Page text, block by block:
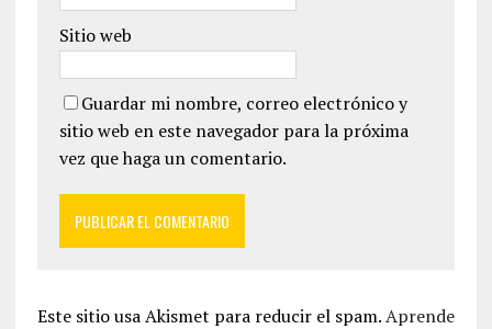
Sitio web
Guardar mi nombre, correo electrónico y
sitio web en este navegador para la próxima
vez que haga un comentario.
Este sitio usa Akismet para reducir el spam.Aprende